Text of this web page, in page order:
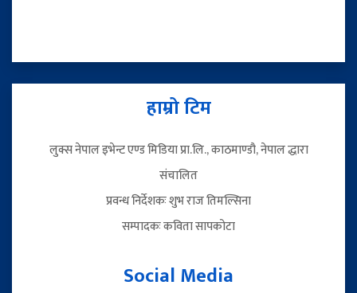
हाम्रो टिम
लुक्स नेपाल इभेन्ट एण्ड मिडिया प्रा.लि., काठमाण्डौ, नेपाल द्धारा
संचालित
प्रवन्ध निर्देशकः शुभ राज तिमल्सिना
सम्पादकः कविता सापकोटा
Social Media